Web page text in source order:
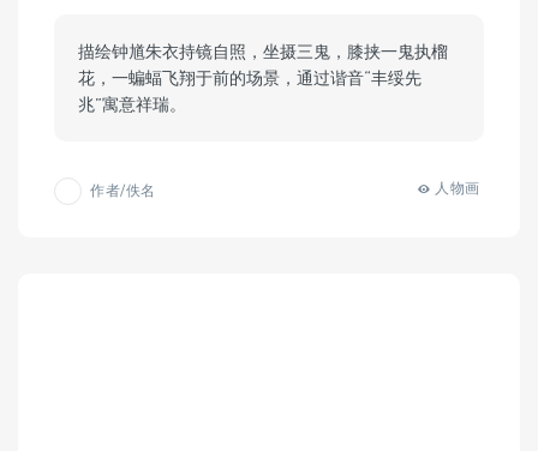
描绘钟馗朱衣持镜自照，坐摄三鬼，膝挟一鬼执榴
花，一蝙蝠飞翔于前的场景，通过谐音“丰绥先
兆”寓意祥瑞。
作者/佚名 人物画